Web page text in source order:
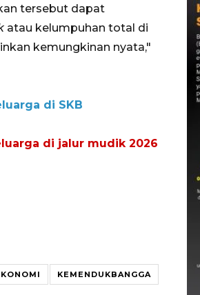
tersebut dapat
atau kelumpuhan total di
kemungkinan nyata,"
di SKB
di jalur mudik 2026
KEMENDUKBANGGA